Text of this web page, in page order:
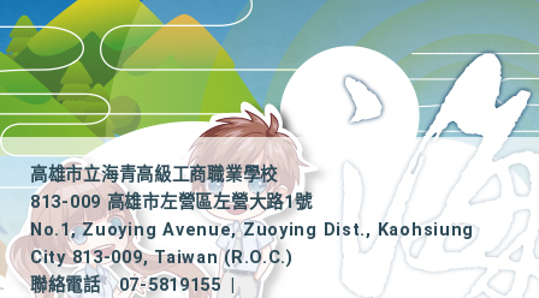
高雄市立海青高級工商職業學校
813-009 高雄市左營區左營大路1號
No.1, Zuoying Avenue, Zuoying Dist., Kaohsiung
City 813-009, Taiwan (R.O.C.)
聯絡電話
07-5819155
|